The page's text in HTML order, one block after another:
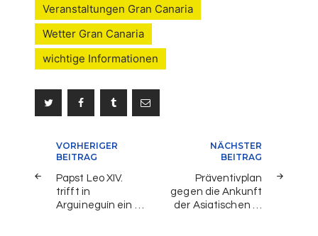
Veranstaltungen Gran Canaria
Wetter Gran Canaria
wichtige Informationen
Beitragsnavigation
VORHERIGER
BEITRAG
Papst Leo XIV.
trifft in
Arguineguín ein …
NÄCHSTER
BEITRAG
Präventivplan
gegen die Ankunft
der Asiatischen …